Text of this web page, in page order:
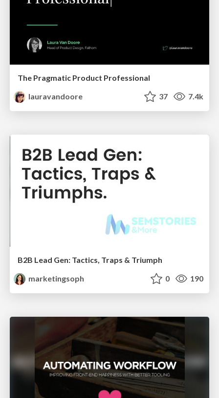
The Pragmatic Product Professional
lauravandoore
37 7.4k
B2B Lead Gen: Tactics, Traps & Triumph
marketingsoph
0 190